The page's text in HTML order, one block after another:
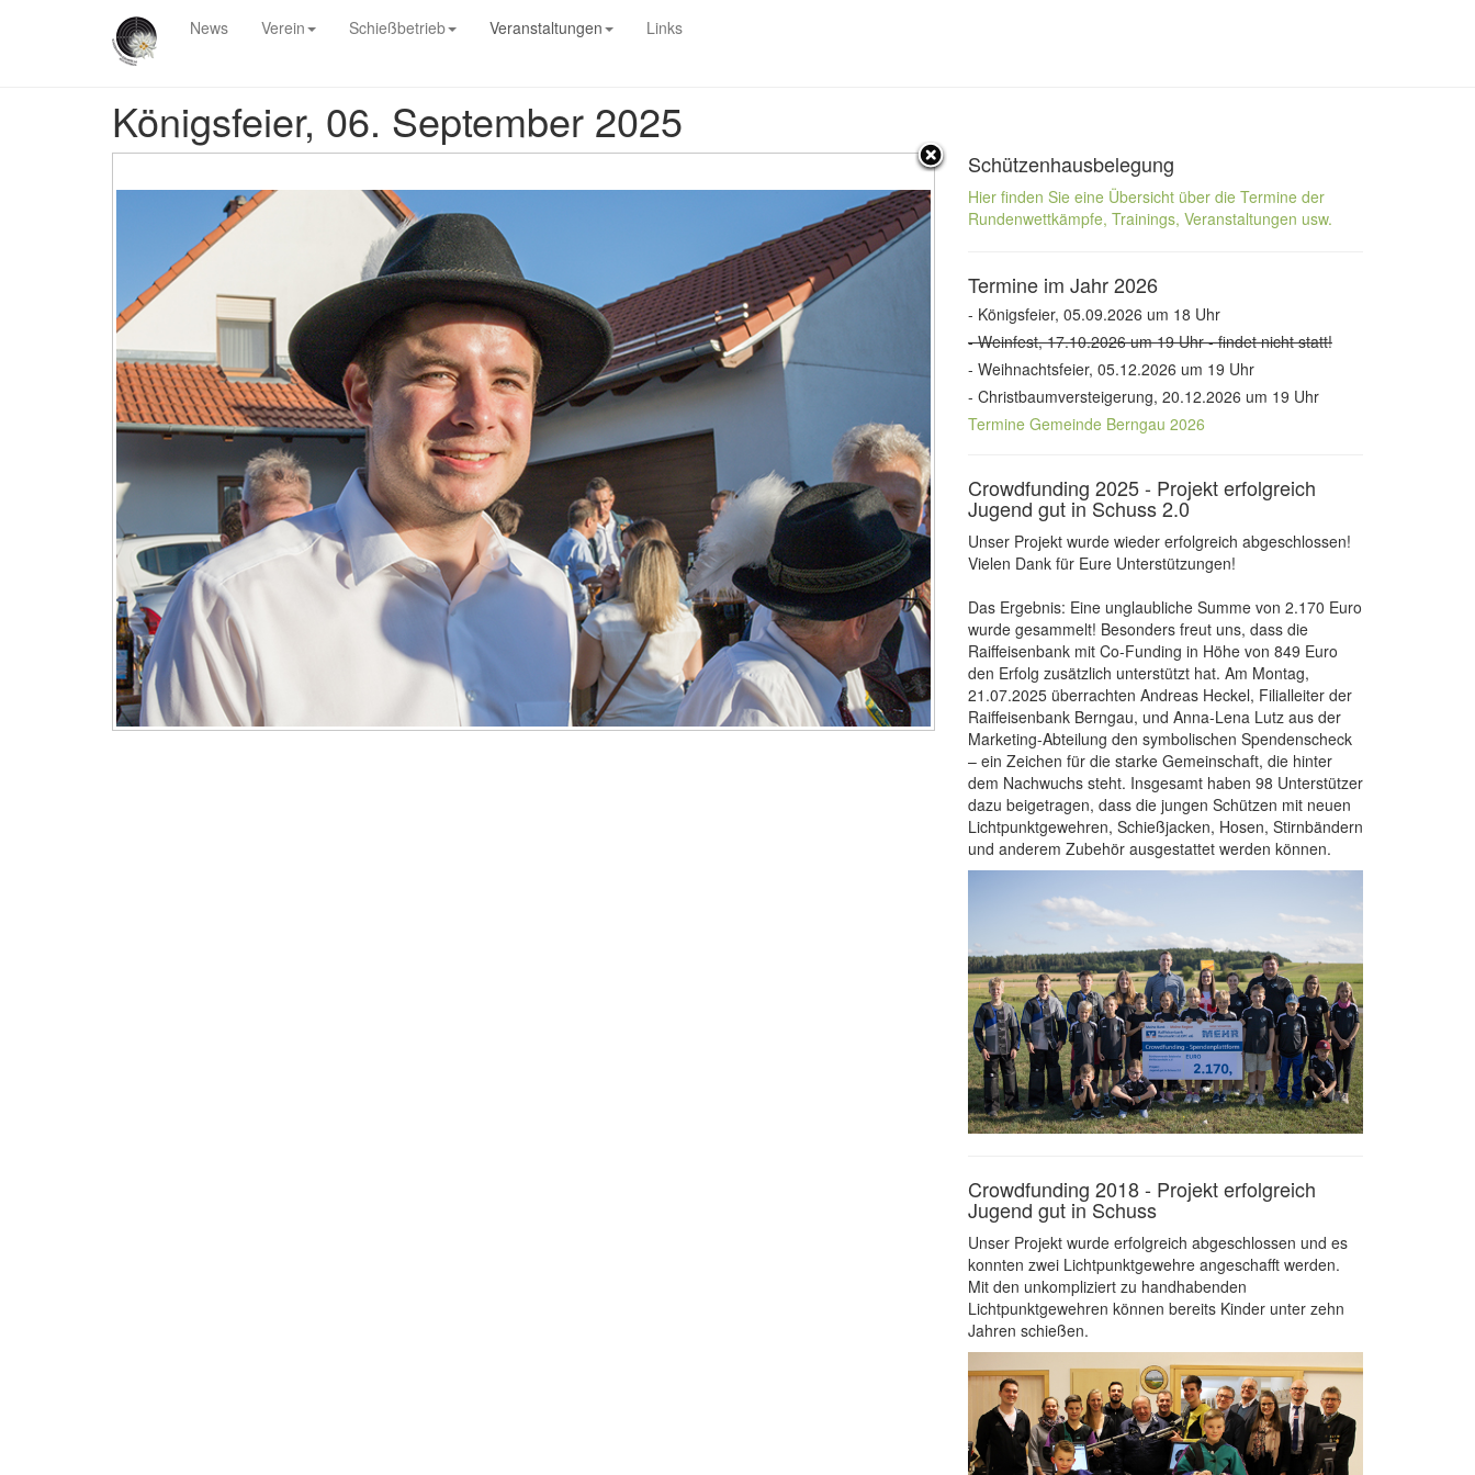
News Verein Schießbetrieb Veranstaltungen Links
Königsfeier, 06. September 2025
Schützenhausbelegung
Hier finden Sie eine Übersicht über die Termine der
Rundenwettkämpfe, Trainings, Veranstaltungen usw.
Termine im Jahr 2026
- Königsfeier, 05.09.2026 um 18 Uhr
- Weinfest, 17.10.2026 um 19 Uhr - findet nicht statt!
- Weihnachtsfeier, 05.12.2026 um 19 Uhr
- Christbaumversteigerung, 20.12.2026 um 19 Uhr
Termine Gemeinde Berngau 2026
Crowdfunding 2025 - Projekt erfolgreich
Jugend gut in Schuss 2.0
Unser Projekt wurde wieder erfolgreich abgeschlossen!
Vielen Dank für Eure Unterstützungen!
Das Ergebnis: Eine unglaubliche Summe von 2.170 Euro
wurde gesammelt! Besonders freut uns, dass die
Raiffeisenbank mit Co-Funding in Höhe von 849 Euro
den Erfolg zusätzlich unterstützt hat. Am Montag,
21.07.2025 überrachten Andreas Heckel, Filialleiter der
Raiffeisenbank Berngau, und Anna-Lena Lutz aus der
Marketing-Abteilung den symbolischen Spendenscheck
– ein Zeichen für die starke Gemeinschaft, die hinter
dem Nachwuchs steht. Insgesamt haben 98 Unterstützer
dazu beigetragen, dass die jungen Schützen mit neuen
Lichtpunktgewehren, Schießjacken, Hosen, Stirnbändern
und anderem Zubehör ausgestattet werden können.
Crowdfunding 2018 - Projekt erfolgreich
Jugend gut in Schuss
Unser Projekt wurde erfolgreich abgeschlossen und es
konnten zwei Lichtpunktgewehre angeschafft werden.
Mit den unkompliziert zu handhabenden
Lichtpunktgewehren können bereits Kinder unter zehn
Jahren schießen.